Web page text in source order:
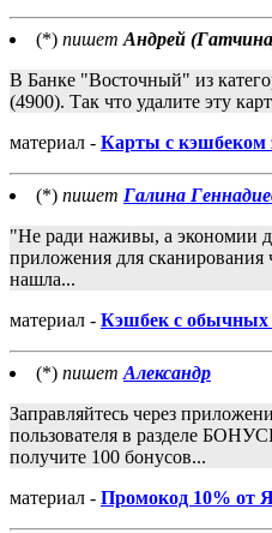
(*) пишет Андрей
В Банке "Восточный" из
(4900). Так что удалите эту
материал - Карты с
(*) пишет Галина
"Не ради наживы, а экономии
приложения для сканирования
нашла...
материал - Кэшбек с обычных
(*) пишет Александр
Заправляйтесь через
пользователя в разделе
получите 100 бонусов...
материал - Промокод 10% от